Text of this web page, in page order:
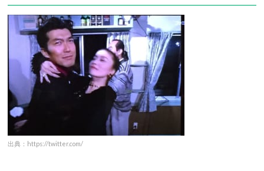
出典：https://twitter.com/